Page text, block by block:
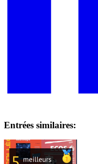
Entrées similaires: